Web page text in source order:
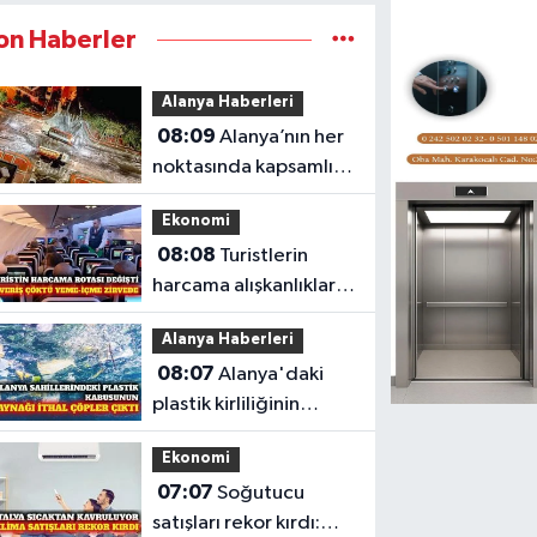
Haberler
Alanya Haberleri
08:09 Alanya’nın her
noktasında kapsamlı
temizlik harekatı
Ekonomi
08:08
harcama alışkanlıkları
değişti: Alışveriş düştü
Alanya Haberleri
08:07 Alanya'daki
plastik kirliliğinin
kaynağı ithal atıklar
Ekonomi
07:07 Soğutucu
satışları rekor kırdı: